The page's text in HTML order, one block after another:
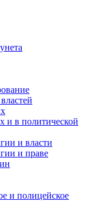
и в политической
и власти
и праве
и полицейское